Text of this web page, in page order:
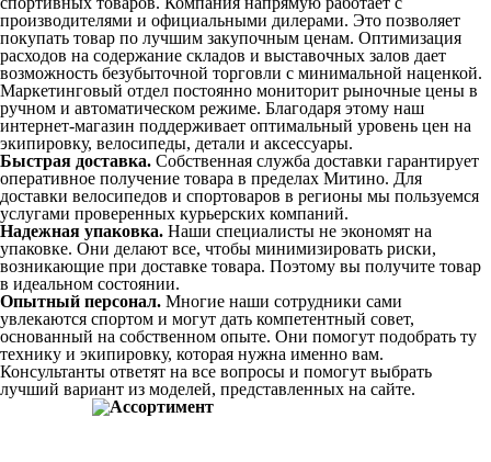
производителями и официальными дилерами. Это позволяет
покупать товар по лучшим закупочным ценам. Оптимизация
расходов на содержание складов и выставочных залов дает
возможность безубыточной торговли с минимальной наценкой.
Маркетинговый отдел постоянно мониторит рыночные цены в
ручном и автоматическом режиме. Благодаря этому наш
интернет-магазин поддерживает оптимальный уровень цен на
экипировку, велосипеды, детали и аксессуары.
Быстрая доставка. Собственная служба доставки гарантирует
оперативное получение товара в пределах Митино. Для
доставки велосипедов и спортоваров в регионы мы пользуемся
услугами проверенных курьерских компаний.
Надежная упаковка. Наши специалисты не экономят на
упаковке. Они делают все, чтобы минимизировать риски,
возникающие при доставке товара. Поэтому вы получите товар
в идеальном состоянии.
Опытный персонал. Многие наши сотрудники сами
увлекаются спортом и могут дать компетентный совет,
основанный на собственном опыте. Они помогут подобрать ту
технику и экипировку, которая нужна именно вам.
Консультанты ответят на все вопросы и помогут выбрать
лучший вариант из моделей, представленных на сайте.